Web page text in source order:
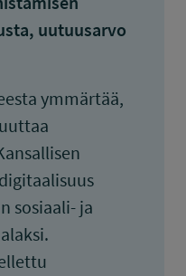
uutuusarvo
ymmärtää,
sosiaali- ja